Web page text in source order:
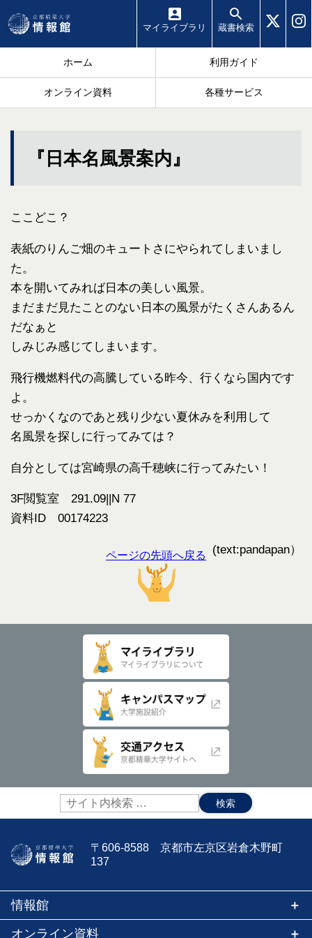
マイ ライブラリ 蔵書検索
ホーム 利用ガイド
オンライン資料 各種サービス
『日本名風景案内』
ここどこ？
表紙のりんご畑のキュートさにやられてしまいまし
た。
本を開いてみれば日本の美しい風景。
まだまだ見たことのない日本の風景がたくさんあるん
だなぁと
しみじみ感じてしまいます。
飛行機燃料代の高騰している昨今、行くなら国内です
よ。
せっかくなのであと残り少ない夏休みを利用して
名風景を探しに行ってみては？
自分としては宮崎県の高千穂峡に行ってみたい！
3F閲覧室 291.09||N 77
資料ID 00174223
(text:pandapan）
ページの先頭へ戻る
サ
イ
ト
検
索:
〒606-8588 京都市左京区岩倉木野町
137
情報館
オンライン資料